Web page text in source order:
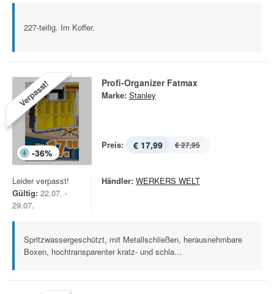
227-teilig. Im Koffer.
Verpasst!
-36%
Profi-Organizer Fatmax
Marke: Stanley
Preis: € 17,99 € 27,95
Leider verpasst!
Gültig: 22.07. -
29.07.
Händler: WERKERS WELT
Spritzwassergeschützt, mit Metallschließen, herausnehmbare
Boxen, hochtransparenter kratz- und schla...